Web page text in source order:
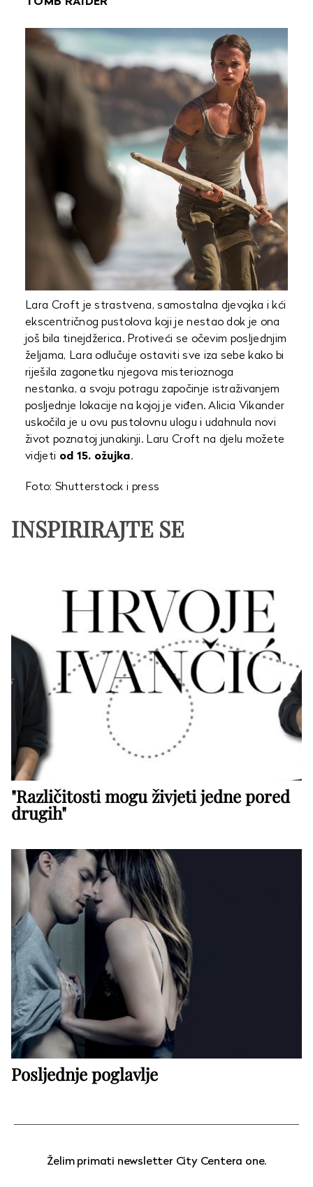
Lara Croft je strastvena, samostalna djevojka i kći
ekscentričnog pustolova koji je nestao dok je ona
još bila tinejdžerica. Protiveći se očevim posljednjim
željama, Lara odlučuje ostaviti sve iza sebe kako bi
riješila zagonetku njegova misterioznoga
nestanka, a svoju potragu započinje istraživanjem
posljednje lokacije na kojoj je viđen. Alicia Vikander
uskočila je u ovu pustolovnu ulogu i udahnula novi
život poznatoj junakinji. Laru Croft na djelu možete
vidjeti od 15. ožujka.
Foto: Shutterstock i press
INSPIRIRAJTE SE
"Različitosti mogu živjeti jedne pored
drugih"
Posljednje poglavlje
Želim primati newsletter City Centera one.